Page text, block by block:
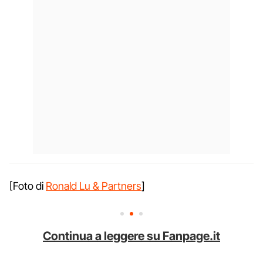
[Foto di Ronald Lu & Partners]
Continua a leggere su Fanpage.it